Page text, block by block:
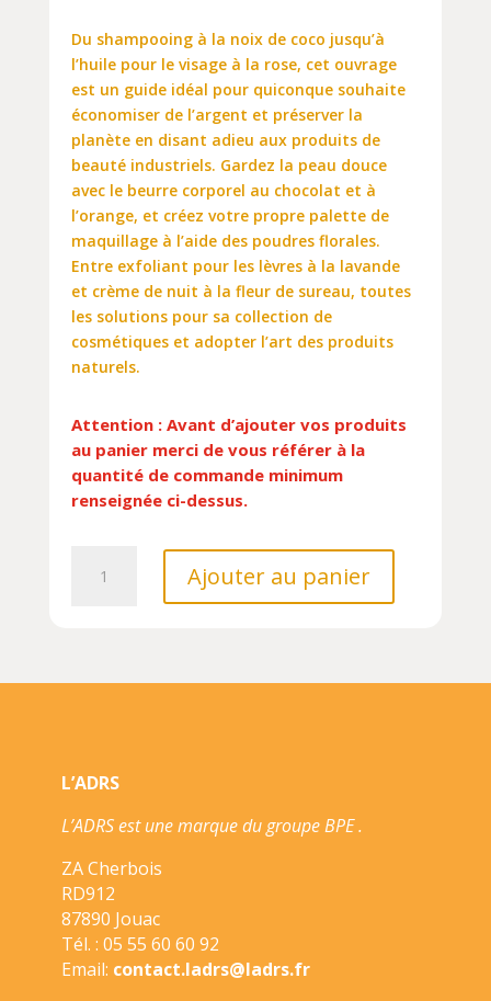
Du shampooing à la noix de coco jusqu’à
l’huile pour le visage à la rose, cet ouvrage
est un guide idéal pour quiconque souhaite
économiser de l’argent et préserver la
planète en disant adieu aux produits de
beauté industriels. Gardez la peau douce
avec le beurre corporel au chocolat et à
l’orange, et créez votre propre palette de
maquillage à l’aide des poudres florales.
Entre exfoliant pour les lèvres à la lavande
et crème de nuit à la fleur de sureau, toutes
les solutions pour sa collection de
cosmétiques et adopter l’art des produits
naturels.
Attention : Avant d’ajouter vos produits
au panier merci de vous référer à la
quantité de commande minimum
renseignée ci-dessus.
AU
Ajouter au panier
L’ADRS
L’ADRS est une marque du groupe BPE .
ZA Cherbois
RD912
87890 Jouac
Tél. : 05 55 60 60 92
Email: contact.ladrs@ladrs.fr